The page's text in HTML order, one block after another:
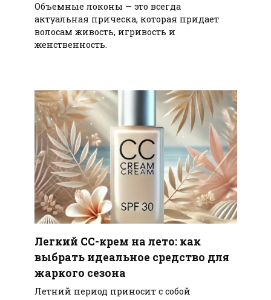
Объемные локоны — это всегда
актуальная прическа, которая придает
волосам живость, игривость и
женственность.
Легкий СС-крем на лето: как
выбрать идеальное средство для
жаркого сезона
Летний период приносит с собой